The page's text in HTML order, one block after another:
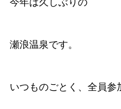
今年は久しぶりの
瀬浪温泉です。
いつものごとく、全員参